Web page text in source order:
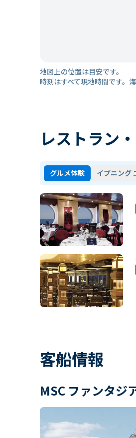
地図上の位置は目安です。
時刻はすべて現地時間です。
レストラン
グルメ体験 イブニング
客船情報
MSC ファンタジ